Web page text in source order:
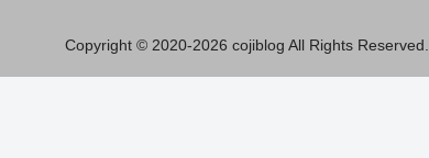
Copyright © 2020-2026 cojiblog All Rights Reserved.